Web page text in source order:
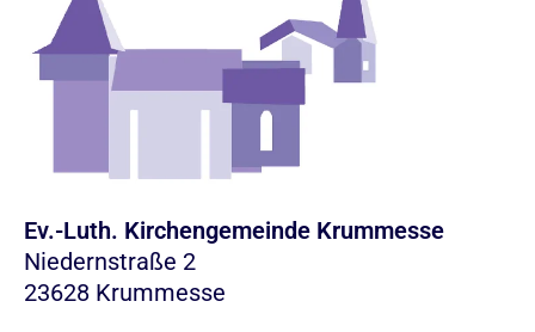
Ev.-Luth. Kirchengemeinde Krummesse
Niedernstraße 2
23628 Krummesse